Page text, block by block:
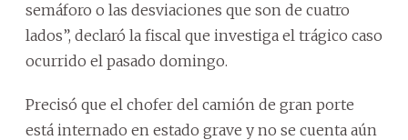
semáforo o las desviaciones que son de cuatro
lados”, declaró la fiscal que investiga el trágico caso
ocurrido el pasado domingo.
Precisó que el chofer del camión de gran porte
está internado en estado grave y no se cuenta aún